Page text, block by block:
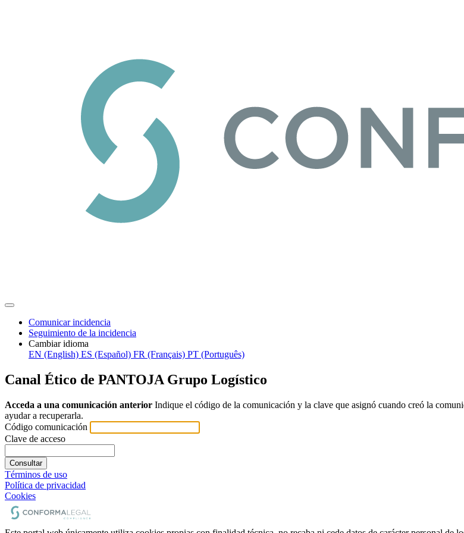
Comunicar incidencia
Seguimiento de la incidencia
Cambiar idioma
EN (English) ES (Español) FR (Français) PT (Português)
Canal Ético de PANTOJA Grupo Logístico
Acceda a una comunicación anterior Indique el código de la comunicación y la clave que asignó cuando creó la
ayudar a recuperarla.
Código comunicación
Clave de acceso
Consultar
Términos de uso
Política de privacidad
Cookies